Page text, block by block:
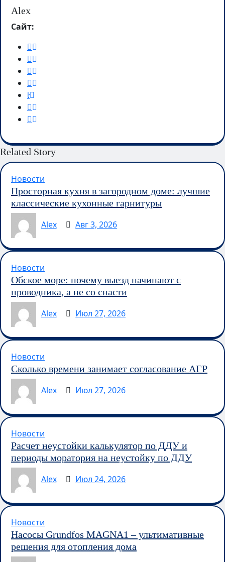
Alex
Сайт:
Related Story
Новости
Просторная кухня в загородном доме: лучшие
классические кухонные гарнитуры
Alex
Авг 3, 2026
Новости
Обское море: почему выезд начинают с
проводника, а не со снасти
Alex
Июл 27, 2026
Новости
Сколько времени занимает согласование АГР
Alex
Июл 27, 2026
Новости
Расчет неустойки калькулятор по ДДУ и
периоды моратория на неустойку по ДДУ
Alex
Июл 24, 2026
Новости
Насосы Grundfos MAGNA1 – ультимативные
решения для отопления дома